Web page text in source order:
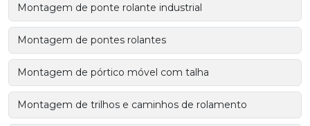
Montagem de ponte rolante industrial
Montagem de pontes rolantes
Montagem de pórtico móvel com talha
Montagem de trilhos e caminhos de rolamento